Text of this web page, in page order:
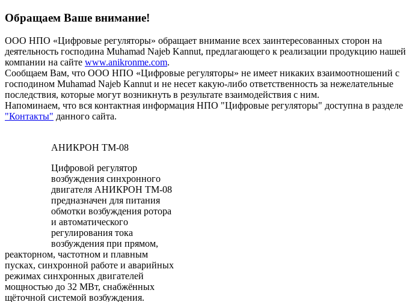
Обращаем Ваше внимание!
ООО НПО «Цифровые регуляторы» обращает внимание всех заинтересованных сторон на
деятельность господина Muhamad Najeb Kannut, предлагающего к реализации продукцию нашей
компании на сайте www.anikronme.com.
Сообщаем Вам, что ООО НПО «Цифровые регуляторы» не имеет никаких взаимоотношений с
господином Muhamad Najeb Kannut и не несет какую-либо ответственность за нежелательные
последствия, которые могут возникнуть в результате взаимодействия с ним.
Напоминаем, что вся контактная информация НПО "Цифровые регуляторы" доступна в разделе
"Контакты" данного сайта.
АНИКРОН ТМ-08
Цифровой регулятор
возбуждения синхронного
двигателя АНИКРОН ТМ-08
предназначен для питания
обмотки возбуждения ротора
и автоматического
регулирования тока
возбуждения при прямом,
реакторном, частотном и плавным
пусках, синхронной работе и аварийных
режимах синхронных двигателей
мощностью до 32 МВт, снабжённых
щёточной системой возбуждения.